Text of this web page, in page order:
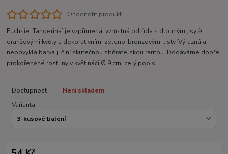
Ohodnotit produkt
Fuchsie ‘Tangerina’ je vzpřímená, vzrůstná odrůda s dlouhými, sytě
oranžovými květy a dekorativními zeleno-bronzovými listy. Výrazná a
neobvyklá barva ji činí skutečnou sběratelskou raritou. Dodáváme dobře
prokořeněné rostliny v květináči Ø 9 cm. celý popis
Dostupnost
Není skladem
Varianta